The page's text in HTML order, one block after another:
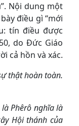
Nội dung một
điều gì “mới
tín điều được
do Đức Giáo
cả hồn và xác.
thật hoàn toàn.
là Phêrô nghĩa là
Hội thánh của